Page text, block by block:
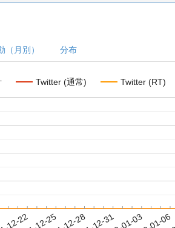
（月別） 分布
Twitter (通常) Twitter (RT)